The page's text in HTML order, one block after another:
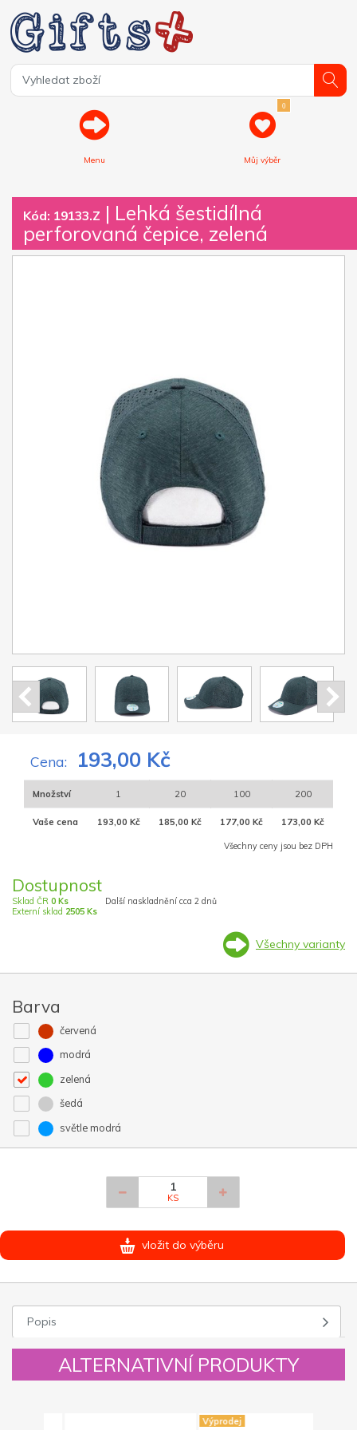
Menu
0
Můj výběr
Kód: 19133.Z | Lehká šestidílná
perforovaná čepice, zelená
Cena: 193,00 Kč
Množství 1 20 100 200
Vaše cena 193,00 Kč 185,00 Kč 177,00 Kč 173,00 Kč
Všechny ceny jsou bez DPH
Dostupnost
Sklad ČR 0 Ks
Externí sklad 2505 Ks
Další naskladnění cca 2 dnů
Všechny varianty
Barva
červená
modrá
zelená
šedá
světle modrá
KS
vložit do výběru
Popis
ALTERNATIVNÍ PRODUKTY
Výprodej